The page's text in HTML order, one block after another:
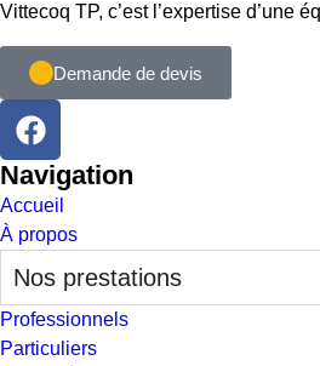
Vittecoq TP, c’est l’expertise d’une
Demande de devis
Navigation
Accueil
À propos
Nos prestations
Professionnels
Particuliers